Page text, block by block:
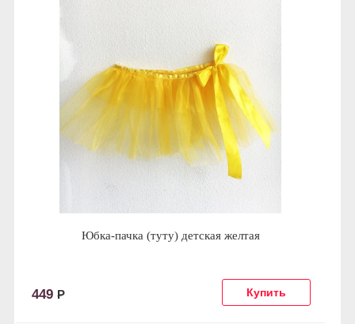
Юбка-пачка (туту) детская желтая
449 Р